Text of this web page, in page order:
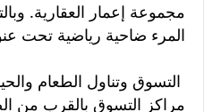
مجموعة إعمار العقارية.
المرء ضاحية رياضية تحت
التسوق وتناول الطعام
مراكز التسوق بالقرب من